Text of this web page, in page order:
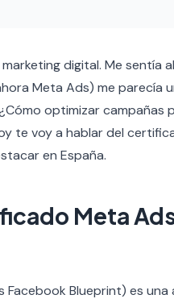
digital. Me
Meta Ads) me parecía
optimizar campañas
te voy a hablar del
en España.
Meta
Blueprint) es